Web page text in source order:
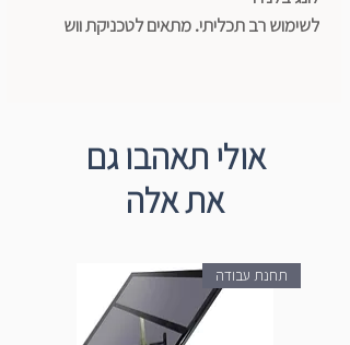
לשימוש רב תכליתי. מתאים לטכניקת ווש
אולי תאהבו גם
את אלה
תחנת עבודה